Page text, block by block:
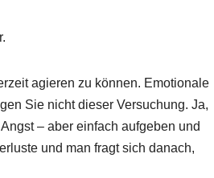
agieren zu können. Emotionale
Sie nicht dieser Versuchung. Ja,
– aber einfach aufgeben und
und man fragt sich danach,